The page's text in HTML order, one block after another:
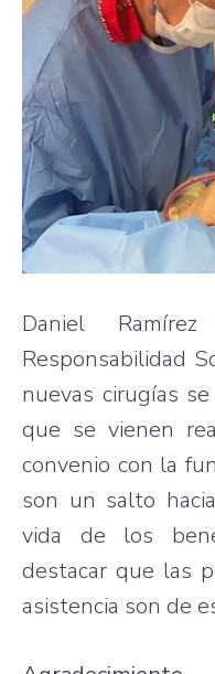
Daniel
Responsabilidad
nuevas cirugías
que se vienen
convenio con la
son un salto
vida de los
destacar que las
asistencia son de